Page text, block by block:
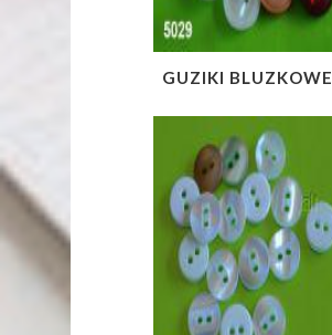
GUZIKI BLUZKOWE